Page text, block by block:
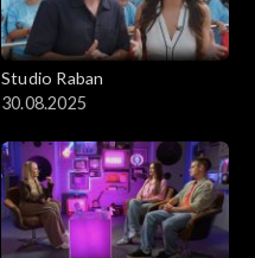
Studio Raban
30.08.2025